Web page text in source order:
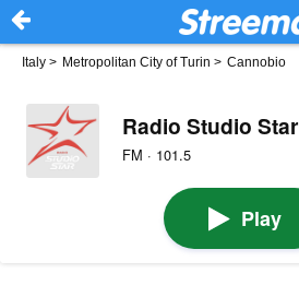
Italy > Metropolitan City of Turin > Cannobio
Radio Studio Star
FM · 101.5
Play